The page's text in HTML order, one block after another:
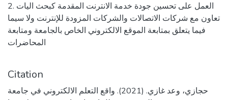
2. العمل على تحسين جودة خدمة الانترنت المقدمة كبحث اليات
تعاون مع شركات الاتصالات والشركات المزودة للإنترنت ولا سيما
فيما يتعلق بمتابعة الموقع الالكتروني الخاص بالجامعة ومتابعة
المحاضرات
Citation
حجازي، وعد غازي. (2021). واقع التعلم الالكتروني في جامعة